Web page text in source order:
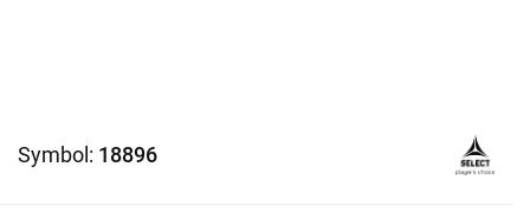
Symbol: 18896